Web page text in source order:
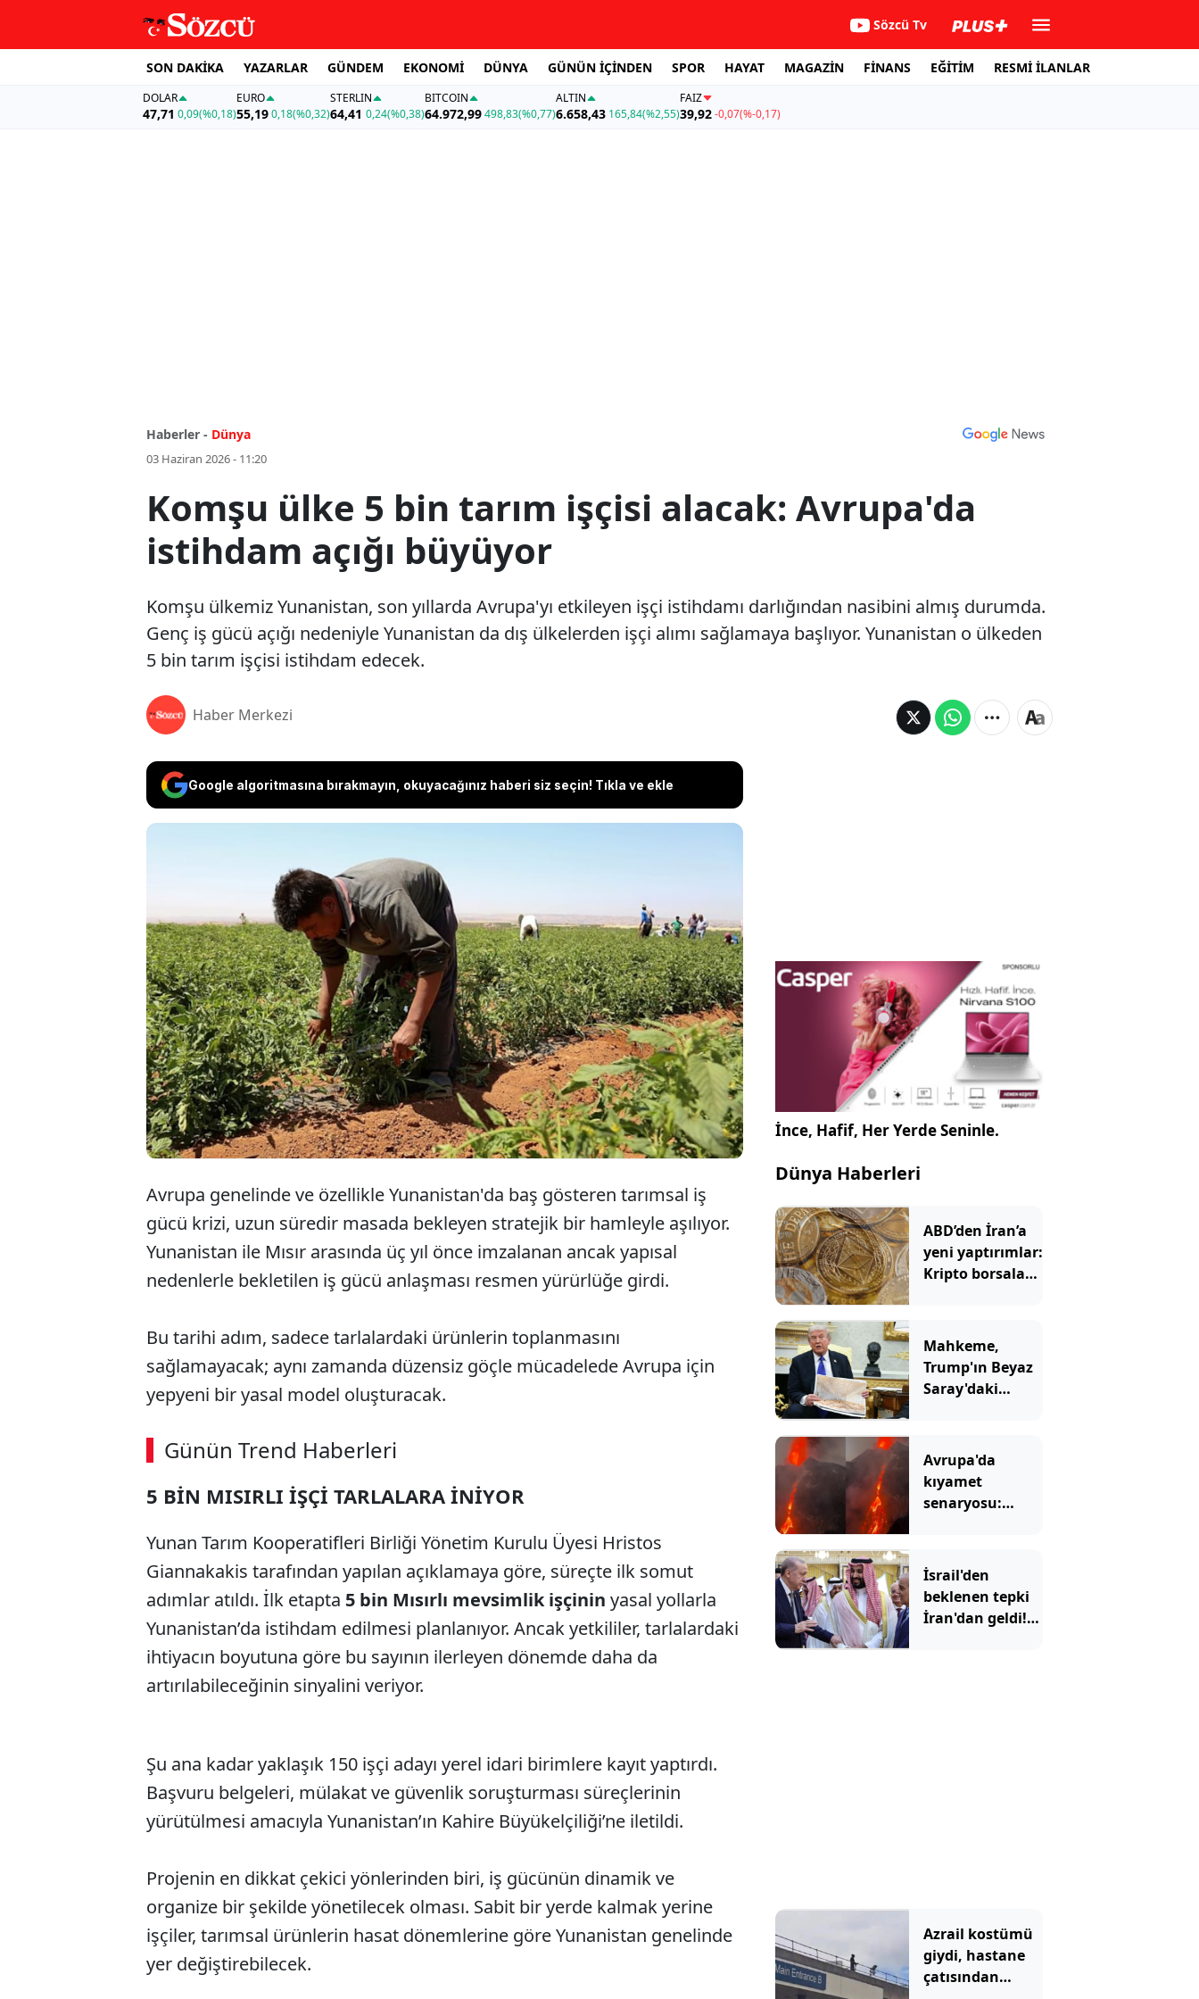
Sözcü Tv
SON DAKİKA YAZARLAR GÜNDEM EKONOMİ DÜNYA GÜNÜN İÇİNDEN SPOR HAYAT MAGAZİN FİNANS EĞİTİM RESMİ İLANLAR
DOLAR
47,71 0,09(%0,18)
EURO
55,19 0,18(%0,32)
STERLIN
64,41 0,24(%0,38)
BITCOIN
64.972,99498,83(%0,77)
ALTIN
6.658,43 165,84(%2,55)
FAİZ
39,92-0,07(%-0,17)
Haberler - Dünya
03 Haziran 2026 - 11:20
Komşu ülke 5 bin tarım işçisi alacak: Avrupa'da
istihdam açığı büyüyor
Komşu ülkemiz Yunanistan, son yıllarda Avrupa'yı etkileyen işçi istihdamı darlığından nasibini almış durumda.
Genç iş gücü açığı nedeniyle Yunanistan da dış ülkelerden işçi alımı sağlamaya başlıyor. Yunanistan o ülkeden
5 bin tarım işçisi istihdam edecek.
Haber Merkezi
Google algoritmasına bırakmayın, okuyacağınız haberi siz seçin! Tıkla ve ekle
Komşu ülkemiz Yunanistan, son yıllarda Avrupa'yı etkileyen işçi
istihdamı darlığından nasibini almış durumda. Genç iş gücü açığı
nedeniyle Yunanistan da dış ülkelerden işçi alımı sağlamaya
başlıyor. Yunanistan o ülkeden 5 bin tarım işçisi istihdam edecek.
Avrupa genelinde ve özellikle Yunanistan'da baş gösteren tarımsal iş
gücü krizi, uzun süredir masada bekleyen stratejik bir hamleyle aşılıyor.
Yunanistan ile Mısır arasında üç yıl önce imzalanan ancak yapısal
nedenlerle bekletilen iş gücü anlaşması resmen yürürlüğe girdi.
Bu tarihi adım, sadece tarlalardaki ürünlerin toplanmasını
sağlamayacak; aynı zamanda düzensiz göçle mücadelede Avrupa için
yepyeni bir yasal model oluşturacak.
Günün Trend Haberleri
5 BİN MISIRLI İŞÇİ TARLALARA İNİYOR
Yunan Tarım Kooperatifleri Birliği Yönetim Kurulu Üyesi Hristos
Giannakakis tarafından yapılan açıklamaya göre, süreçte ilk somut
adımlar atıldı. İlk etapta 5 bin Mısırlı mevsimlik işçinin yasal yollarla
Yunanistan’da istihdam edilmesi planlanıyor. Ancak yetkililer, tarlalardaki
ihtiyacın boyutuna göre bu sayının ilerleyen dönemde daha da
artırılabileceğinin sinyalini veriyor.
Şu ana kadar yaklaşık 150 işçi adayı yerel idari birimlere kayıt yaptırdı.
Başvuru belgeleri, mülakat ve güvenlik soruşturması süreçlerinin
yürütülmesi amacıyla Yunanistan’ın Kahire Büyükelçiliği’ne iletildi.
Projenin en dikkat çekici yönlerinden biri, iş gücünün dinamik ve
organize bir şekilde yönetilecek olması. Sabit bir yerde kalmak yerine
işçiler, tarımsal ürünlerin hasat dönemlerine göre Yunanistan genelinde
yer değiştirebilecek.
İnce, Hafif, Her Yerde Seninle.
Dünya Haberleri
ABD’den İran’a
yeni yaptırımlar:
Kripto borsaları
Mahkeme,
Trump'ın Beyaz
Saray'daki
Avrupa'da
kıyamet
senaryosu:
olacak?
İsrail'den
beklenen tepki
İran'dan geldi!
Azrail kostümü
giydi, hastane
çatısından